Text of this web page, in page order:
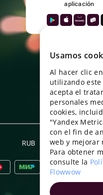
aplicación
RUB
Usamos
Al hacer clic
utilizando
acepta el
personales
cookies,
"Yandex
con el fin de
web y mejorar
Para obtener
consulte la
Flowwow